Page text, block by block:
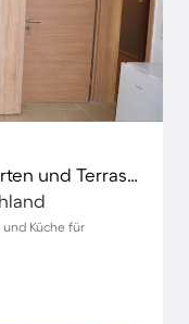
Gemütliche Unterkunft mit Garten und Terrasse
Küche für